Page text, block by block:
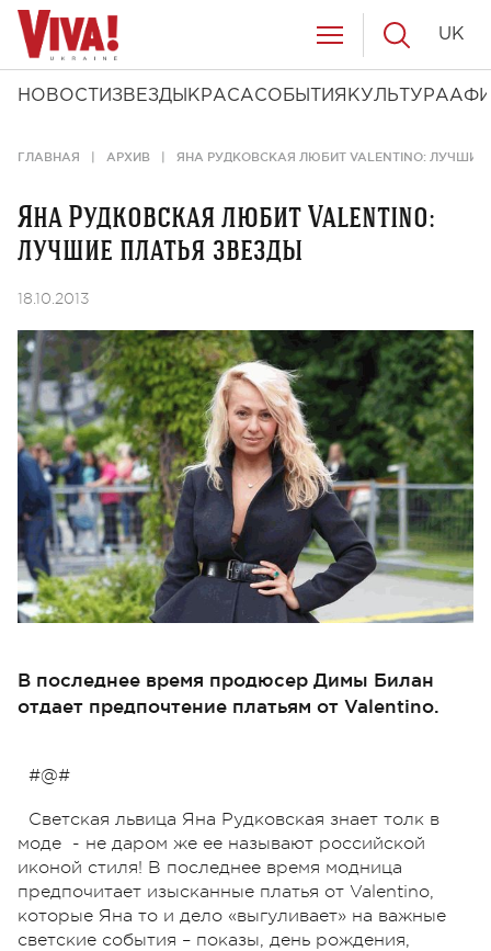
НОВОСТИ ЗВЕЗДЫ КРАСАСОБЫТИЯ КУЛЬТУРА
UK
ГЛАВНАЯ АРХИВ ЯНА РУДКОВСКАЯ ЛЮБИТ VALENTINO: ЛУЧШИЕ
Яна Рудковская любит Valentino:
лучшие платья звезды
18.10.2013
В последнее время продюсер Димы Билан
отдает предпочтение платьям от Valentino.
#@#
Светская львица Яна Рудковская знает толк в
моде - не даром же ее называют российской
иконой стиля! В последнее время модница
предпочитает изысканные платья от Valentino,
которые Яна то и дело «выгуливает» на важные
светские события – показы, день рождения,